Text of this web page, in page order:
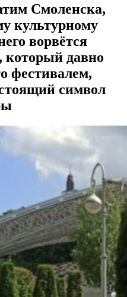
Смоленска,
культурному
ворвётся
который давно
фестивалем,
символ